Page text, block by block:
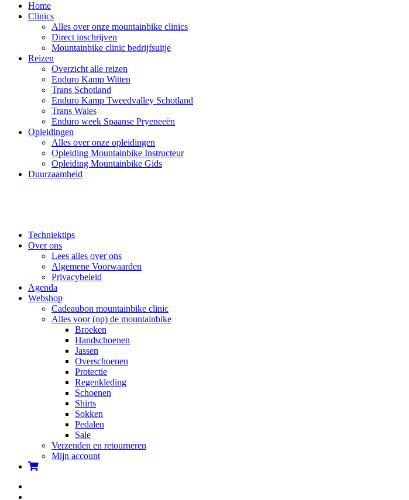
Home
Clinics
Alles over onze mountainbike clinics
Direct inschrijven
Mountainbike clinic bedrijfsuitje
Reizen
Overzicht alle reizen
Enduro Kamp Witten
Trans Schotland
Enduro Kamp Tweedvalley Schotland
Trans Wales
Enduro week Spaanse Pryeneeën
Opleidingen
Alles over onze opleidingen
Opleiding Mountainbike Instructeur
Opleiding Mountainbike Gids
Duurzaamheid
Techniektips
Over ons
Lees alles over ons
Algemene Voorwaarden
Privacybeleid
Agenda
Webshop
Cadeaubon mountainbike clinic
Alles voor (op) de mountainbike
Broeken
Handschoenen
Jassen
Overschoenen
Protectie
Regenkleding
Schoenen
Shirts
Sokken
Pedalen
Sale
Verzenden en retourneren
Mijn account